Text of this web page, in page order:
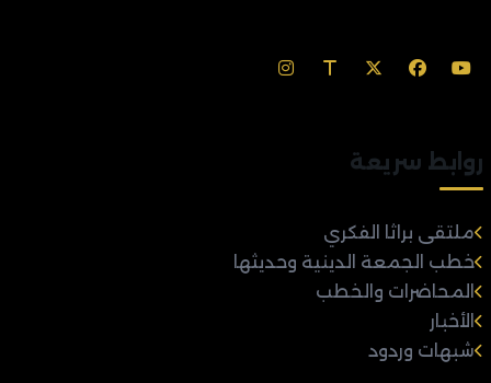
روابط سريعة
ملتقى براثا الفكري
خطب الجمعة الدينية وحديثها
المحاضرات والخطب
الأخبار
شبهات وردود